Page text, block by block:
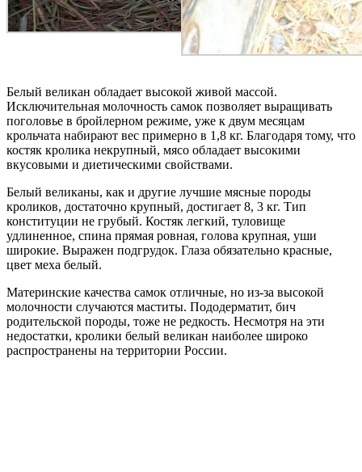
Белый великан обладает высокой живой массой.
Исключительная молочность самок позволяет выращивать
поголовье в бройлерном режиме, уже к двум месяцам
крольчата набирают вес примерно в 1,8 кг. Благодаря тому, что
костяк кролика некрупный, мясо обладает высокими
вкусовыми и диетическими свойствами.
Белый великаны, как и другие лучшие мясные породы
кроликов, достаточно крупный, достигает 8, 3 кг. Тип
конституции не грубый. Костяк легкий, туловище
удлиненное, спина прямая ровная, голова крупная, уши
широкие. Выражен подгрудок. Глаза обязательно красные,
цвет меха белый.
Материнские качества самок отличные, но из-за высокой
молочности случаются маститы. Пододерматит, бич
родительской породы, тоже не редкость. Несмотря на эти
недостатки, кролики белый великан наиболее широко
распространены на территории России.